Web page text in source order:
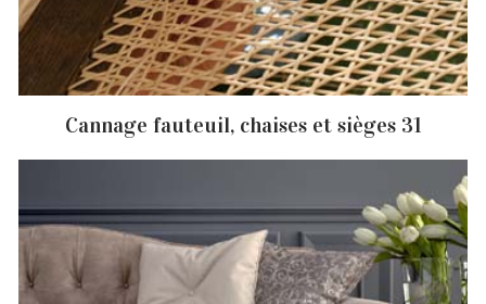
Cannage fauteuil, chaises et sièges 31